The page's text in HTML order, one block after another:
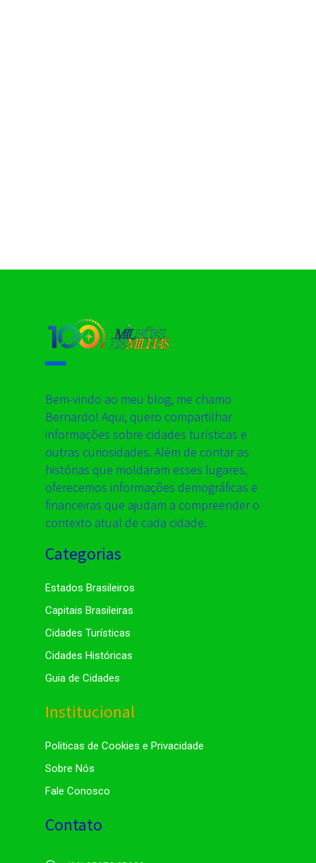
Bem-vindo ao meu blog, me chamo
Bernardo! Aqui, quero compartilhar
informações sobre cidades turísticas e
outras curiosidades. Além de contar as
histórias que moldaram esses lugares,
oferecemos informações demográficas e
financeiras que ajudam a compreender o
contexto atual de cada cidade.
Categorias
Estados Brasileiros
Capitais Brasileiras
Cidades Turísticas
Cidades Históricas
Guia de Cidades
Institucional
Politicas de Cookies e Privacidade
Sobre Nós
Fale Conosco
Contato